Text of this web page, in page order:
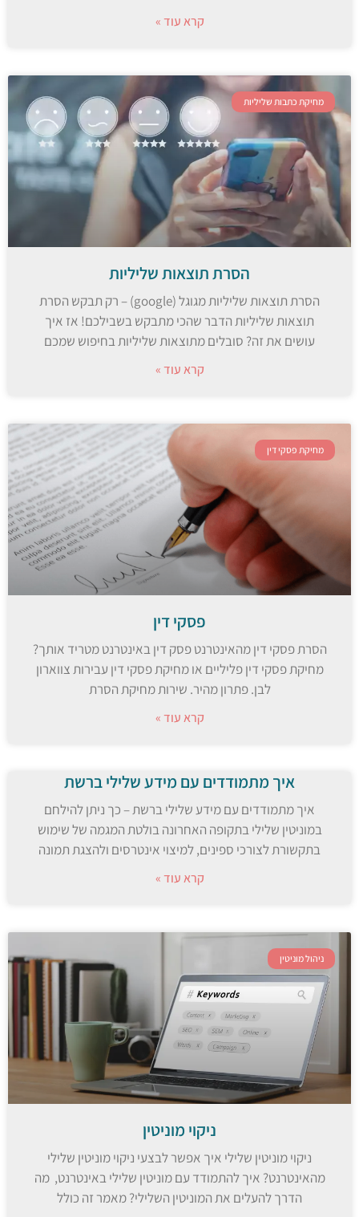
קרא עוד »
מחיקת כתבות שליליות
הסרת תוצאות שליליות
הסרת תוצאות שליליות מגוגל (google) – רק תבקש הסרת
תוצאות שליליות הדבר שהכי מתבקש בשבילכם! אז איך
עושים את זה? סובלים מתוצאות שליליות בחיפוש שמכם
קרא עוד »
מחיקת פסקי דין
פסקי דין
הסרת פסקי דין מהאינטרנט פסק דין באינטרנט מטריד אותך?
מחיקת פסקי דין פליליים או מחיקת פסקי דין עבירות צווארון
לבן. פתרון מהיר. שירות מחיקת הסרת
קרא עוד »
איך מתמודדים עם מידע שלילי ברשת
איך מתמודדים עם מידע שלילי ברשת – כך ניתן להילחם
במוניטין שלילי בתקופה האחרונה בולטת המגמה של שימוש
בתקשורת לצורכי ספינים, למיצוי אינטרסים ולהצגת תמונה
קרא עוד »
ניהול מוניטין
ניקוי מוניטין
ניקוי מוניטין שלילי איך אפשר לבצעי ניקוי מוניטין שלילי
מהאינטרנט? איך להתמודד עם מוניטין שלילי באינטרנט, מה
הדרך להעלים את המוניטין השלילי? מאמר זה כולל